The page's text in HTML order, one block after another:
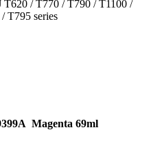
T620 / T770 / T790 / T1100 /
T795 series
Magenta 69ml